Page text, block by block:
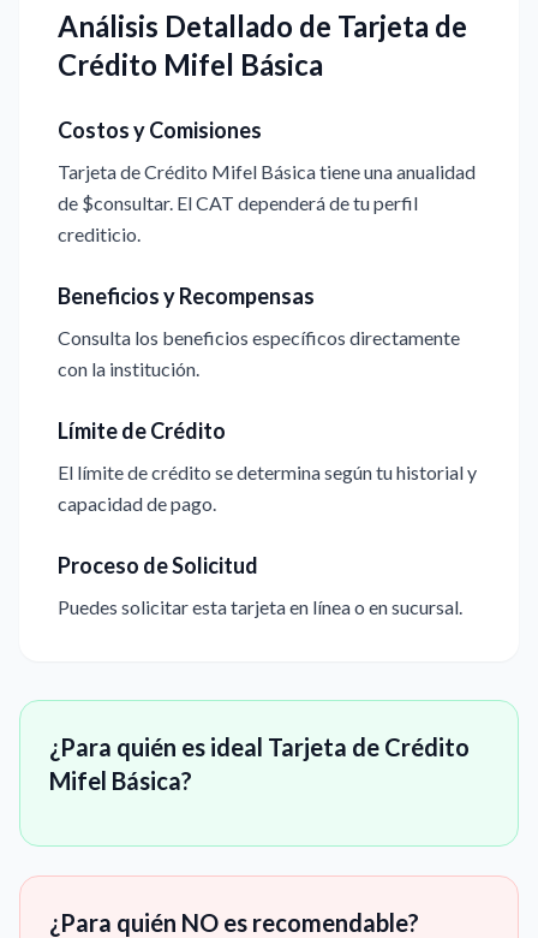
Análisis Detallado de Tarjeta de
Crédito Mifel Básica
Costos y Comisiones
Tarjeta de Crédito Mifel Básica tiene una anualidad
de $consultar. El CAT dependerá de tu perfil
crediticio.
Beneficios y Recompensas
Consulta los beneficios específicos directamente
con la institución.
Límite de Crédito
El límite de crédito se determina según tu historial y
capacidad de pago.
Proceso de Solicitud
Puedes solicitar esta tarjeta en línea o en sucursal.
¿Para quién es ideal Tarjeta de Crédito
Mifel Básica?
¿Para quién NO es recomendable?